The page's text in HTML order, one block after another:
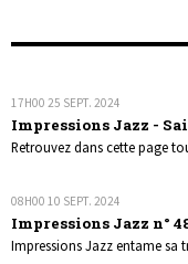
17H00 25 SEPT. 2024
Impressions Jazz -
Retrouvez dans cette page
08H00 10 SEPT. 2024
Impressions Jazz n°
Impressions Jazz entame sa